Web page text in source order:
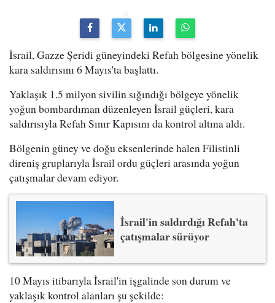
İsrail, Gazze Şeridi güneyindeki Refah bölgesine yönelik
kara saldırısını 6 Mayıs'ta başlattı.
Yaklaşık 1.5 milyon sivilin sığındığı bölgeye yönelik
yoğun bombardıman düzenleyen İsrail güçleri, kara
saldırısıyla Refah Sınır Kapısını da kontrol altına aldı.
Bölgenin güney ve doğu eksenlerinde halen Filistinli
direniş gruplarıyla İsrail ordu güçleri arasında yoğun
çatışmalar devam ediyor.
İsrail'in saldırdığı Refah'ta
çatışmalar sürüyor
10 Mayıs itibarıyla İsrail'in işgalinde son durum ve
yaklaşık kontrol alanları şu şekilde: